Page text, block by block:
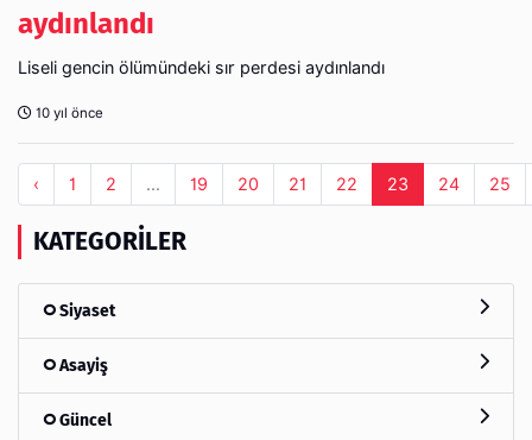
aydınlandı
Liseli gencin ölümündeki sır perdesi aydınlandı
10 yıl önce
‹ 1 2 ... 19 20 21 22 23 24 25
KATEGORILER
Siyaset
Asayiş
Güncel